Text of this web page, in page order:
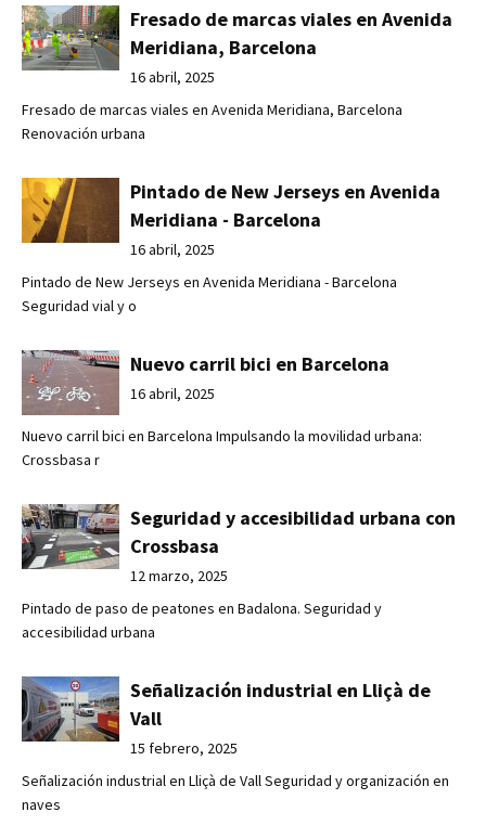
Fresado de marcas viales en Avenida
Meridiana, Barcelona
16 abril, 2025
Fresado de marcas viales en Avenida Meridiana, Barcelona
Renovación urbana
Pintado de New Jerseys en Avenida
Meridiana - Barcelona
16 abril, 2025
Pintado de New Jerseys en Avenida Meridiana - Barcelona
Seguridad vial y o
Nuevo carril bici en Barcelona
16 abril, 2025
Nuevo carril bici en Barcelona Impulsando la movilidad urbana:
Crossbasa r
Seguridad y accesibilidad urbana con
Crossbasa
12 marzo, 2025
Pintado de paso de peatones en Badalona. Seguridad y
accesibilidad urbana
Señalización industrial en Lliçà de
Vall
15 febrero, 2025
Señalización industrial en Lliçà de Vall Seguridad y organización en
naves